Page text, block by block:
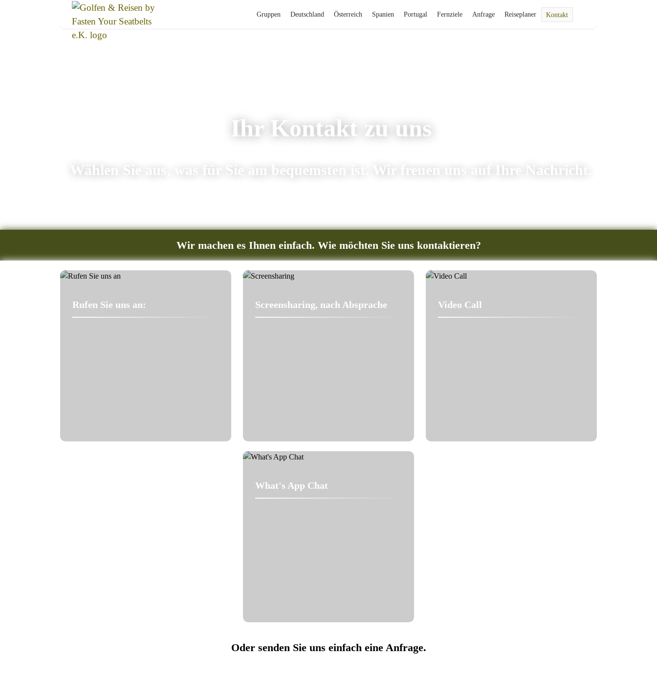
Gruppen Deutschland Österreich Spanien Portugal Fernziele Anfrage Reiseplaner Kontakt
Ihr Kontakt zu uns
Wählen Sie aus, was für Sie am bequemsten ist. Wir freuen uns auf Ihre Nachricht.
Wir machen es Ihnen einfach. Wie möchten Sie uns kontaktieren?
Rufen Sie uns an: Screensharing, nach Absprache Video Call
What's App Chat
Oder senden Sie uns einfach eine Anfrage.